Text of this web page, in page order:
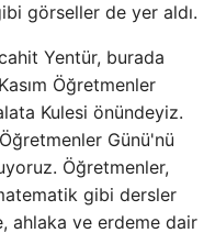
görseller de yer aldı.
Yentür, burada
Öğretmenler
Kulesi önündeyiz.
Günü'nü
Öğretmenler,
gibi dersler
ahlaka ve erdeme dair